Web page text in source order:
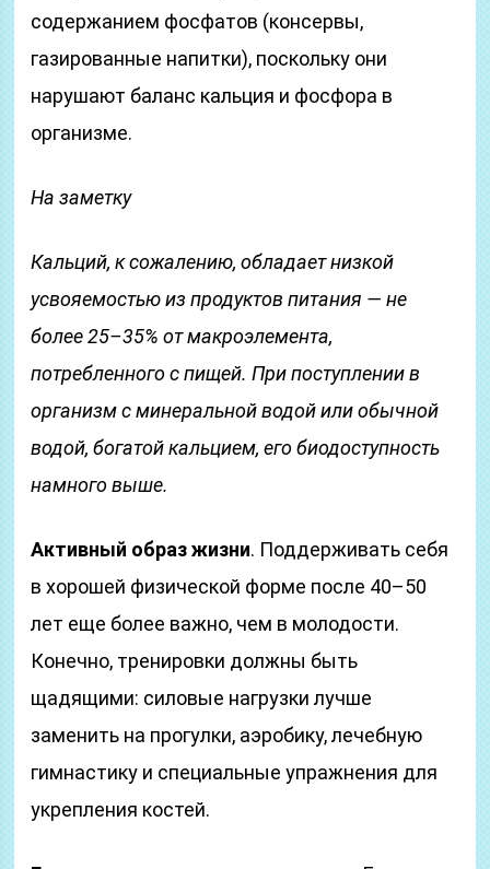
содержанием фосфатов (консервы,
газированные напитки), поскольку они
нарушают баланс кальция и фосфора в
организме.
На заметку
Кальций, к сожалению, обладает низкой
усвояемостью из продуктов питания — не
более 25–35% от макроэлемента,
потребленного с пищей. При поступлении в
организм с минеральной водой или обычной
водой, богатой кальцием, его биодоступность
намного выше.
Активный образ жизни. Поддерживать себя
в хорошей физической форме после 40–50
лет еще более важно, чем в молодости.
Конечно, тренировки должны быть
щадящими: силовые нагрузки лучше
заменить на прогулки, аэробику, лечебную
гимнастику и специальные упражнения для
укрепления костей.